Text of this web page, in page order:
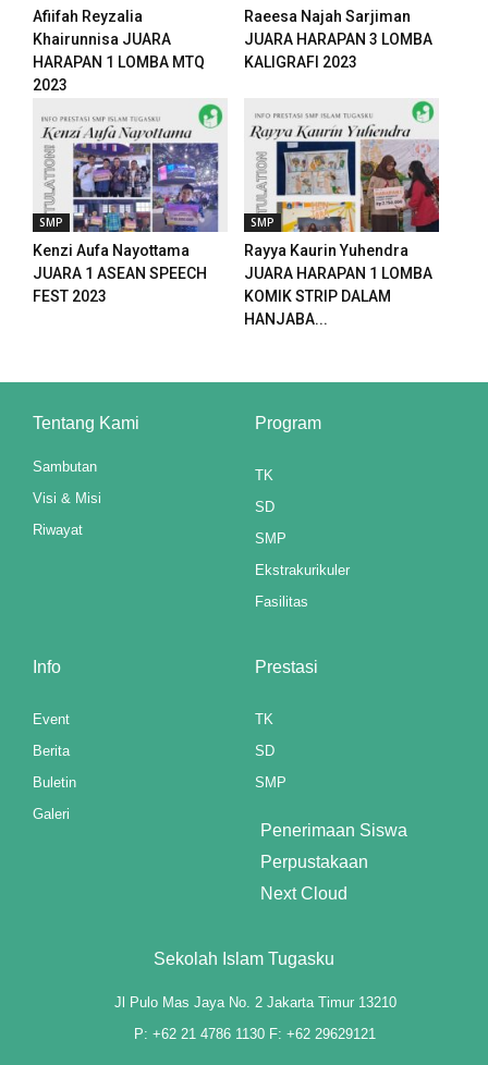
Afiifah Reyzalia
Khairunnisa JUARA
HARAPAN 1 LOMBA MTQ
2023
Raeesa Najah Sarjiman
JUARA HARAPAN 3 LOMBA
KALIGRAFI 2023
SMP
Kenzi Aufa Nayottama
JUARA 1 ASEAN SPEECH
FEST 2023
SMP
Rayya Kaurin Yuhendra
JUARA HARAPAN 1 LOMBA
KOMIK STRIP DALAM
HANJABA...
Tentang Kami
Sambutan
Visi & Misi
Riwayat
Program
TK
SD
SMP
Ekstrakurikuler
Fasilitas
Info
Event
Berita
Buletin
Galeri
Prestasi
TK
SD
SMP
Penerimaan Siswa
Perpustakaan
Next Cloud
Sekolah Islam Tugasku
Jl Pulo Mas Jaya No. 2 Jakarta Timur 13210
P: +62 21 4786 1130 F: +62 29629121